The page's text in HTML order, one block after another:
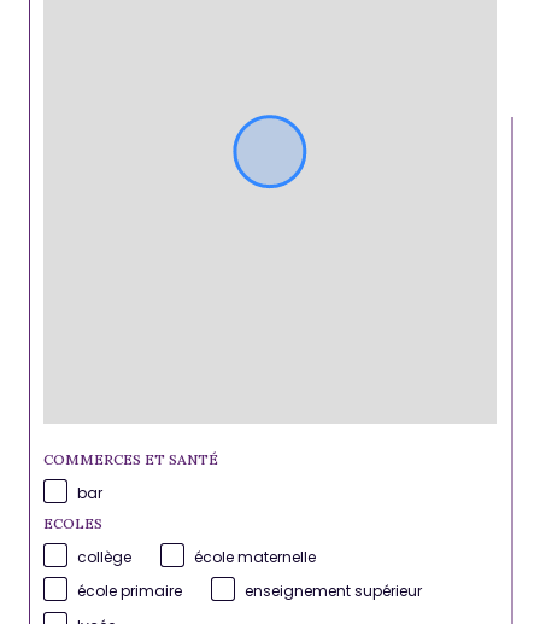
COMMERCES ET SANTÉ
bar
ECOLES
collège
école maternelle
école primaire
enseignement supérieur